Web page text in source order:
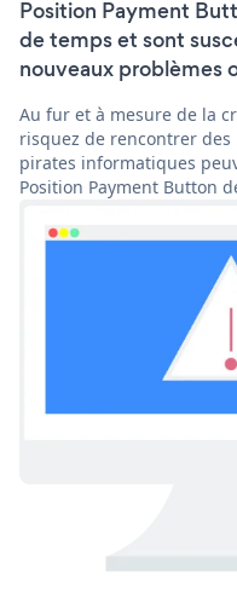
Position Payment
de temps et sont
nouveaux problèmes
Au fur et à mesure de la
risquez de rencontrer
pirates informatiques
Position Payment Button